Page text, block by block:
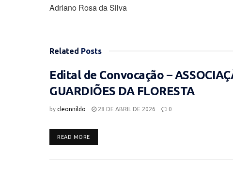
Adriano Rosa da Silva
Related Posts
Edital de Convocação –
GUARDIÕES DA FLORESTA
by cleonnildo 28 DE ABRIL DE 2026 0
READ MOREDETAILS